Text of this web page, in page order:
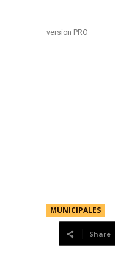
version PRO
MUNICIPALES
Share